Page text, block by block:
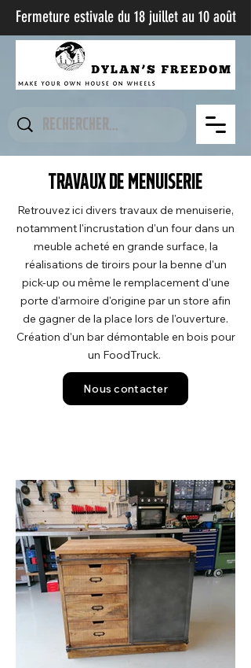
Fermeture estivale du 18 juillet au 10 août​
Travaux de menuiserie
Retrouvez ici divers travaux de menuiserie,
notamment l'incrustation d'un four dans un
meuble acheté en grande surface, la
réalisations de tiroirs pour la benne d'un
pick-up ou même le remplacement d'une
porte d'armoire d'origine par un store afin
de gagner de la place lors de l'ouverture.
Création d'un bar démontable en bois pour
un FoodTruck.
Nous contacter